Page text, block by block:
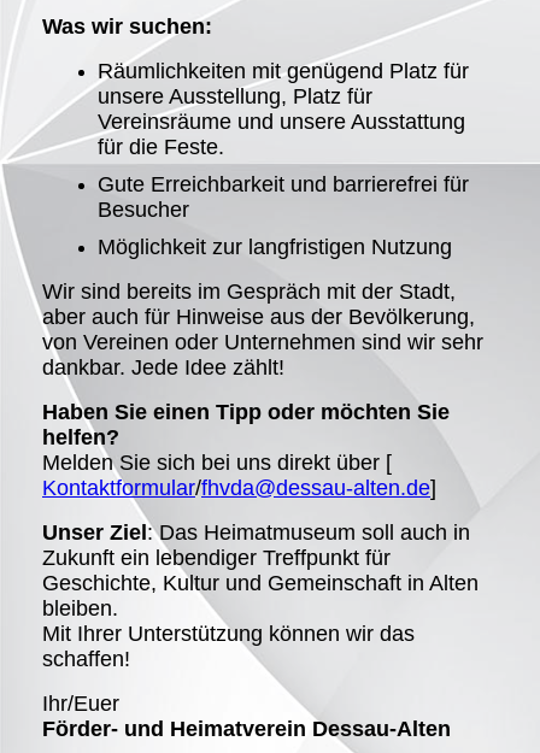
Was wir suchen:
Räumlichkeiten mit genügend Platz für
unsere Ausstellung, Platz für
Vereinsräume und unsere Ausstattung
für die Feste.
Gute Erreichbarkeit und barrierefrei für
Besucher
Möglichkeit zur langfristigen Nutzung
Wir sind bereits im Gespräch mit der Stadt,
aber auch für Hinweise aus der Bevölkerung,
von Vereinen oder Unternehmen sind wir sehr
dankbar. Jede Idee zählt!
Haben Sie einen Tipp oder möchten Sie
helfen?
Melden Sie sich bei uns direkt über [
Kontaktformular/fhvda@dessau-alten.de]
Unser Ziel: Das Heimatmuseum soll auch in
Zukunft ein lebendiger Treffpunkt für
Geschichte, Kultur und Gemeinschaft in Alten
bleiben.
Mit Ihrer Unterstützung können wir das
schaffen!
Ihr/Euer
Förder- und Heimatverein Dessau-Alten